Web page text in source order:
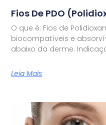
Fios De PDO
O que é: Fios de
biocompatíveis e
abaixo da derme.
Leia Mais